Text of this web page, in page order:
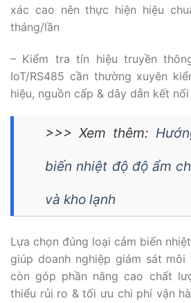
xác cao nên thực hiện hiệu
tháng/lần
– Kiểm tra tín hiệu truyền
IoT/RS485 cần thường xuyên
hiệu, nguồn cấp & dây dẫn kết nối
>>> Xem thêm:
biến nhiệt độ độ ẩm
và kho lạnh
Lựa chọn đúng loại cảm biến
giúp doanh nghiệp giám sát môi
còn góp phần nâng cao chất
thiểu rủi ro & tối ưu chi phí vận